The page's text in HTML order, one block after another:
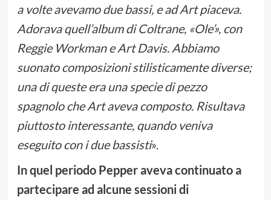
a volte avevamo due bassi, e ad Art piaceva.
Adorava quell’album di Coltrane, «Ole’», con
Reggie Workman e Art Davis. Abbiamo
suonato composizioni stilisticamente diverse;
una di queste era una specie di pezzo
spagnolo che Art aveva composto. Risultava
piuttosto interessante, quando veniva
eseguito con i due bassisti».
In quel periodo Pepper aveva continuato a
partecipare ad alcune sessioni di